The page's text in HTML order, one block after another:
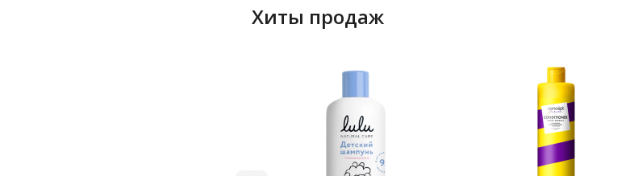
Хиты продаж